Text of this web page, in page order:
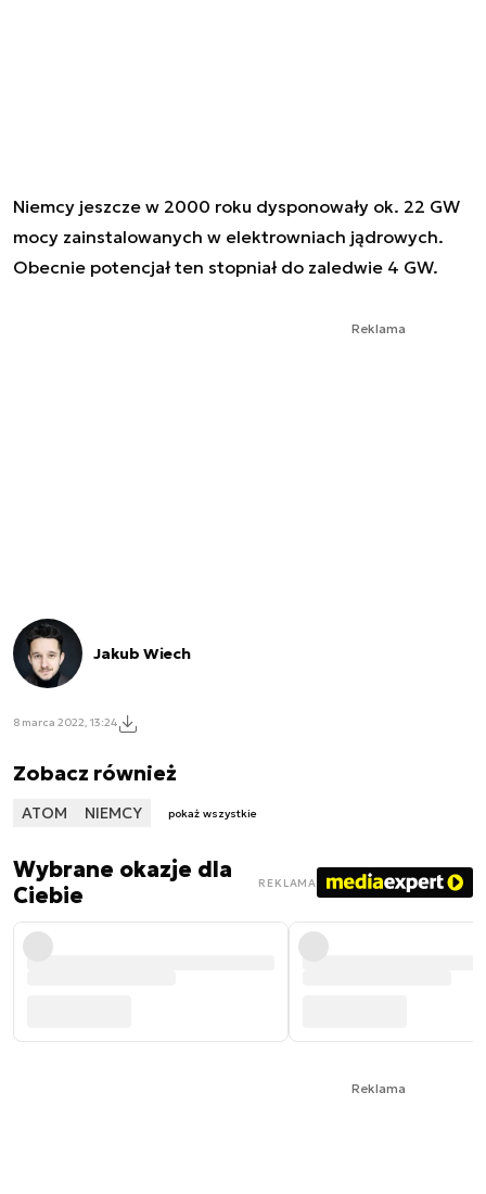
Niemcy jeszcze w 2000 roku dysponowały ok. 22 GW
mocy zainstalowanych w elektrowniach jądrowych.
Obecnie potencjał ten stopniał do zaledwie 4 GW.
Reklama
Jakub Wiech
8 marca 2022, 13:24
Zobacz również
ATOM NIEMCY pokaż wszystkie
Wybrane okazje dla
Ciebie
REKLAMA
Reklama